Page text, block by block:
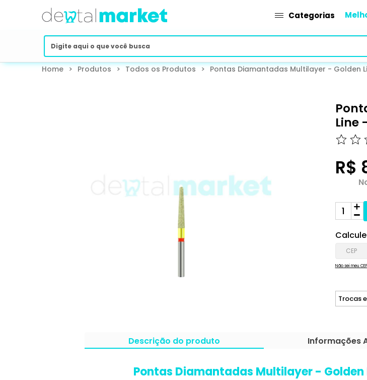
Categorias
Home > Produtos > Todos os Produtos > Pontas Diamantadas Multilayer - Golden
Line
R$
Não sei meu CEP
Trocas
Descrição do produto Informações
Pontas Diamantadas Multilayer - Golden